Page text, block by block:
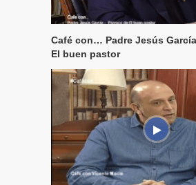
Café con… Padre Jesús
El buen pastor